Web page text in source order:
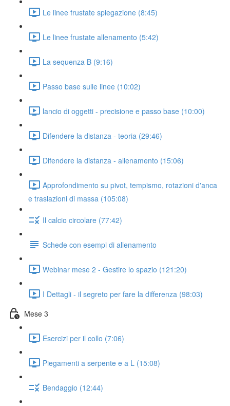
Le linee frustate spiegazione (8:45)
Le linee frustate allenamento (5:42)
La sequenza B (9:16)
Passo base sulle linee (10:02)
lancio di oggetti - precisione e passo base (10:00)
Difendere la distanza - teoria (29:46)
Difendere la distanza - allenamento (15:06)
Approfondimento su pivot, tempismo, rotazioni d'anca
e traslazioni di massa (105:08)
Il calcio circolare (77:42)
Schede con esempi di allenamento
Webinar mese 2 - Gestire lo spazio (121:20)
I Dettagli - il segreto per fare la differenza (98:03)
Mese 3
Esercizi per il collo (7:06)
Piegamenti a serpente e a L (15:08)
Bendaggio (12:44)